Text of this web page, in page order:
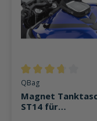
Durchschnittliche
QBag
Magnet
ST14 für